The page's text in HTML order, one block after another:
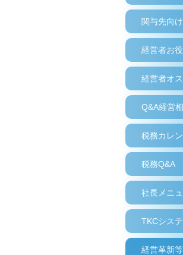
関与先向
経営者お
経営者オ
Q&A経営
税務カレ
税務Q&A
社長メニ
TKCシス
経営革新